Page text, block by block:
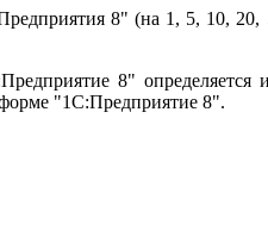
8" (на 1, 5, 10,
8" определяется
"1С:Предприятие 8".